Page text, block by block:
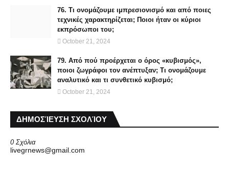
76. Τι ονομάζουμε ιμπρεσιονισμό και από ποιες
τεχνικές χαρακτηρίζεται; Ποιοι ήταν οι κύριοι
εκπρόσωποι του;
October 21, 2024
79. Από πού προέρχεται ο όρος «κυβισμός»,
ποιοι ζωγράφοι τον ανέπτυξαν; Τι ονομάζουμε
αναλυτικό και τι συνθετικό κυβισμό;
October 21, 2024
ΔΗΜΟΣΊΕΥΣΗ ΣΧΟΛΊΟΥ
0 Σχόλια
livegrnews@gmail.com